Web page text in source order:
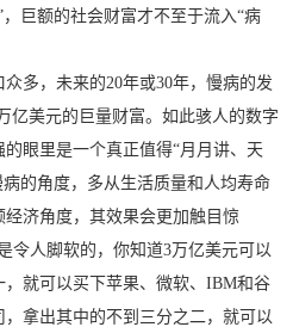
巨额的社会财富才不至于流入“病
多，未来的20年或30年，慢病的发
亿美元的巨量财富。如此骇人的数字
眼里是一个真正值得“月月讲、天
的角度，多从生活质量和人均寿命
济角度，其效果会更加触目惊
令人脚软的，你知道3万亿美元可以
就可以买下苹果、微软、IBM和谷
拿出其中的不到三分之二，就可以